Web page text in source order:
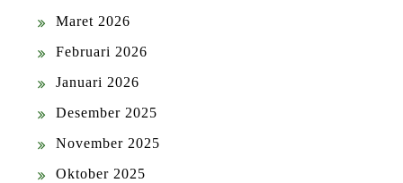
Maret 2026
Februari 2026
Januari 2026
Desember 2025
November 2025
Oktober 2025